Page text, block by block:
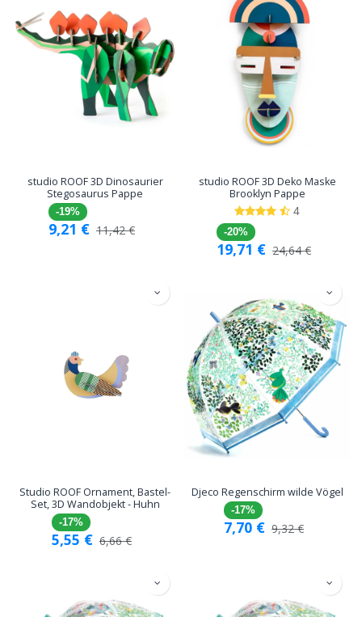
studio ROOF 3D Dinosaurier
Stegosaurus Pappe
-19%
9,21 € 11,42€
studio ROOF 3D Deko Maske
Brooklyn Pappe
4
-20%
19,71 € 24,64€
Studio ROOF Ornament, Bastel-
Set, 3D Wandobjekt - Huhn
-17%
5,55 € 6,66€
Djeco Regenschirm wilde Vögel
-17%
7,70 € 9,32€